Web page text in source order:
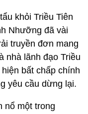
khỏi Triều Tiên
Nhưỡng đã vài
truyền đơn mang
nhà lãnh đạo Triều
bất chấp chính
yêu cầu dừng lại.
nổ một trong